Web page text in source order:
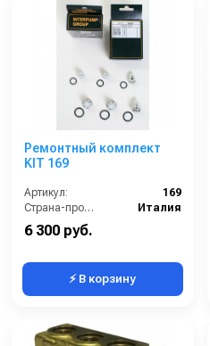
Ремонтный комплект
KIT 169
Артикул:
169
Страна-производитель:
Италия
6 300 руб.
⚡ В корзину